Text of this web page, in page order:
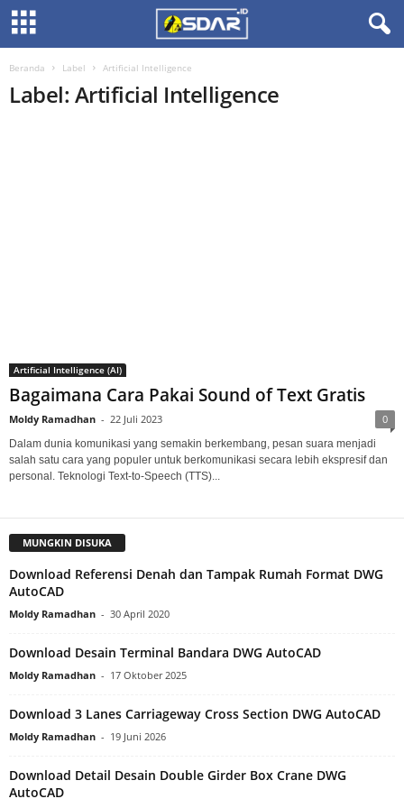
Beranda Label Artificial Intelligence
Label: Artificial Intelligence
Artificial Intelligence (AI)
Bagaimana Cara Pakai Sound of Text Gratis
Moldy Ramadhan - 22 Juli 2023 0
Dalam dunia komunikasi yang semakin berkembang, pesan suara menjadi
salah satu cara yang populer untuk berkomunikasi secara lebih ekspresif dan
personal. Teknologi Text-to-Speech (TTS)...
MUNGKIN DISUKA
Download Referensi Denah dan Tampak Rumah Format DWG
AutoCAD
Moldy Ramadhan - 30 April 2020
Download Desain Terminal Bandara DWG AutoCAD
Moldy Ramadhan - 17 Oktober 2025
Download 3 Lanes Carriageway Cross Section DWG AutoCAD
Moldy Ramadhan - 19 Juni 2026
Download Detail Desain Double Girder Box Crane DWG
AutoCAD